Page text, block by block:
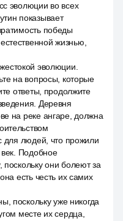
эволюции во всех
показывает
победы
жизнью,
эволюции.
на вопросы, которые
ответы, продолжите
Деревня
на реке ангаре, должна
для людей, что прожили
Подобное
поскольку они болеют за
есть честь их самих
поскольку уже никогда
месте их сердца,